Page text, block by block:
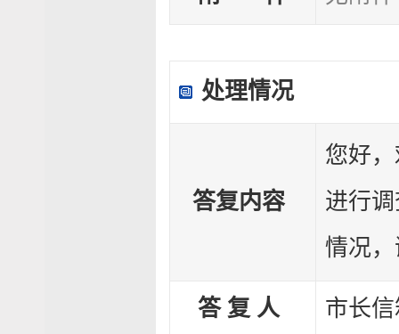
处理情况
答复内容
您好
进行
情况
答 复 人 市长